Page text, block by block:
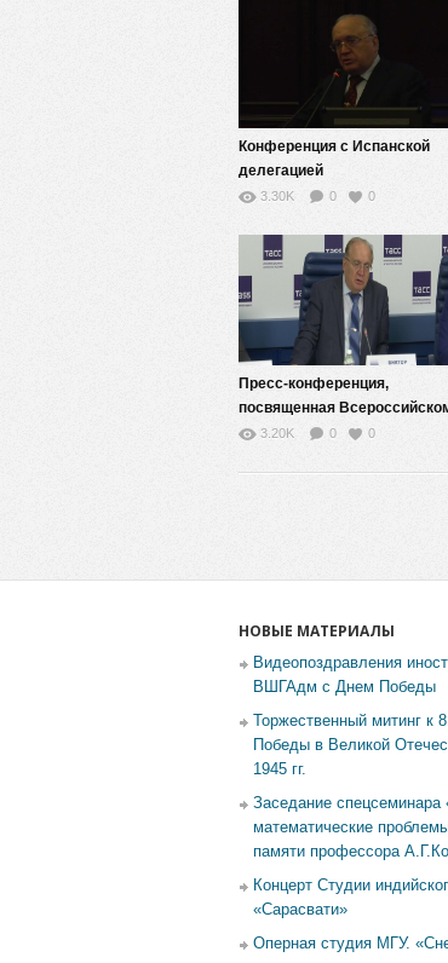
Конференция с Испанской
делегацией
3.30K 0 0
Пресс-конференция,
посвященная
Фестивалю науки
3.20K 0 0
НОВЫЕ МАТЕРИАЛЫ
Видеопоздравления
ВШГАдм с Днем Победы
Торжественный митинг к
Победы в Великой
1945 гг.
Заседание
математические
памяти профессора
Концерт Студии
«Сарасвати»
Оперная студия МГУ.